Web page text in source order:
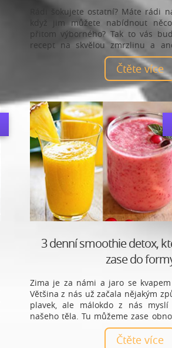
Rádi šokujete ostatní? Máte rádi
když jim můžete nabídnout
přitom výborného? Tak to vás
recept na skvělou zmrzlinu a
správně – z avokáda a tequily!
Čtěte více
3 denní smoothie detox,
zase do
Zima je za námi a jaro se
Většina z nás už začala nějakým
plavek, ale málokdo z nás
našeho těla. Tu můžeme zase
není lepší detox, než smoothie
Čtěte více